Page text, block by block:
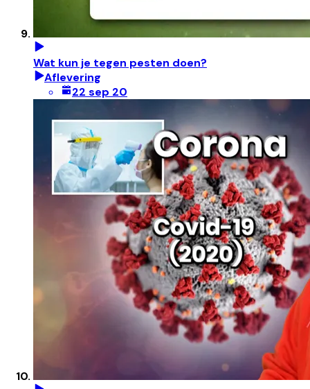
Wat kun je tegen pesten doen?
Aflevering
22 sep 20